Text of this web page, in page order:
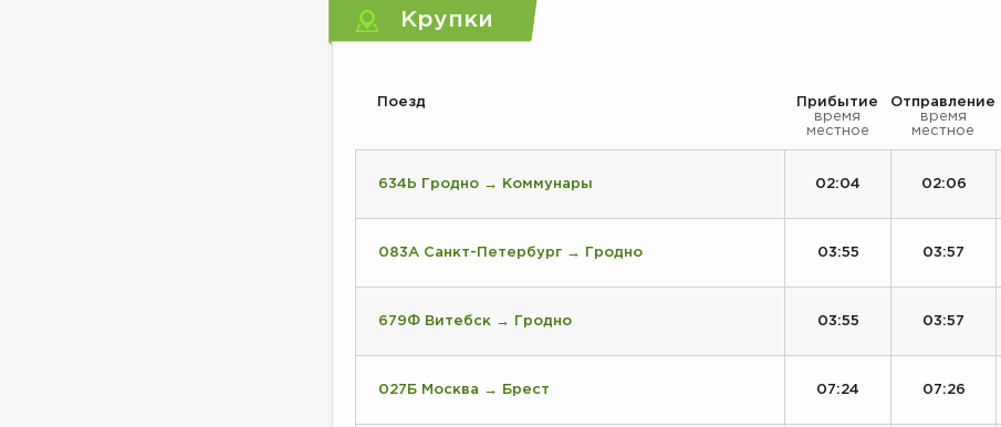
Крупки
Поезд
Прибытие
время
местное
Отправление
время
местное
634Ь Гродно → Коммунары 02:04 02:06
083А Санкт-Петербург → Гродно 03:55 03:57
679Ф Витебск → Гродно 03:55 03:57
027Б Москва → Брест 07:24 07:26